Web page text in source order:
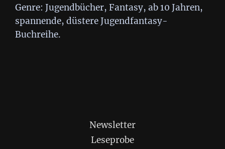
Genre: Jugendbücher, Fantasy, ab 10 Jahren,
spannende, düstere Jugendfantasy-
Buchreihe.
Newsletter
Leseprobe